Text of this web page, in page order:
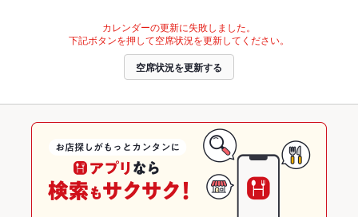
カレンダーの更新に失敗しました。
下記ボタンを押して空席状況を更新してください。
空席状況を更新する